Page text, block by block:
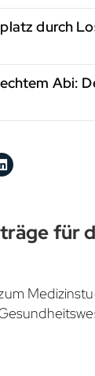
durch
Abi:
für